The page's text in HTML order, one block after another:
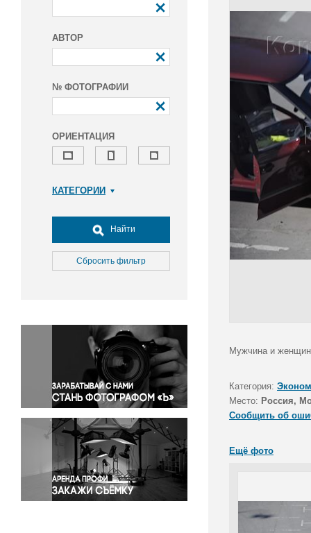
АВТОР
№ ФОТОГРАФИИ
ОРИЕНТАЦИЯ
КАТЕГОРИИ
Досуг, туризм и отдых
Культура
Медицина
Окружающая среда
Политика
Правосудие
Происшествия и конфликты
Религия
Светская жизнь
Спорт
Экология
Экономика и бизнес
Найти
Сбросить фильтр
Мужчина и
Категория:
Место: Россия,
Сообщить об
Ещё фото